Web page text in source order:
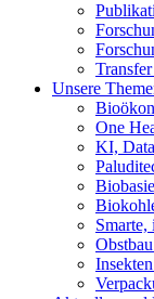
Unsere
One
KI,